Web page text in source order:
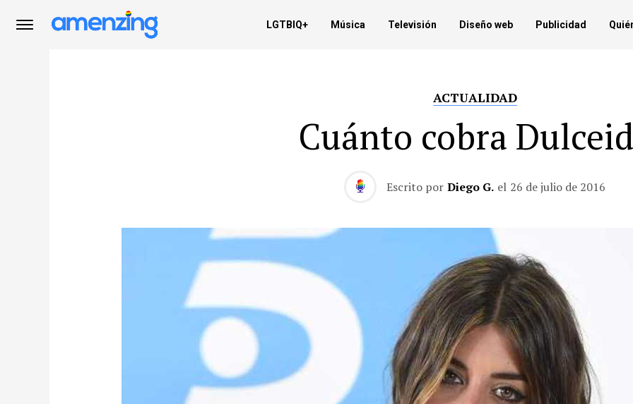
LGTBIQ+ Música Televisión Diseño web Publicidad
ACTUALIDAD
Cuánto cobra
Escrito por Diego G. el 26 de julio de 2016